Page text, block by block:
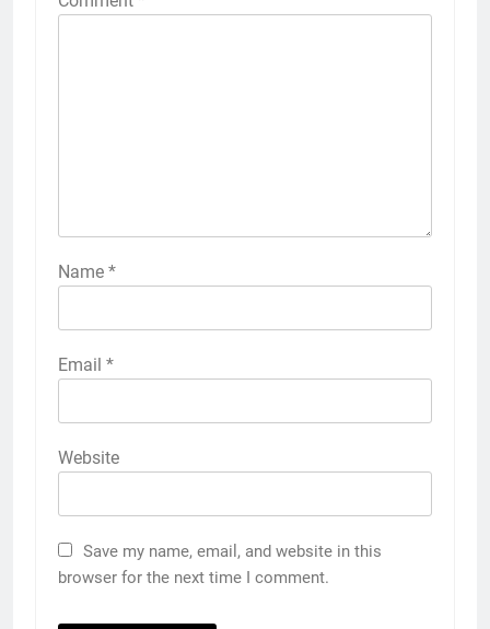
Name *
Email *
Website
Save my name, email, and website in this
browser for the next time I comment.